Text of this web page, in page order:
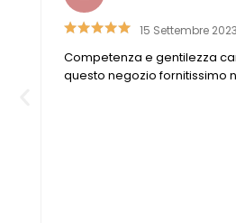
15 Settembre 2023
Competenza e gentilezza
questo negozio fornitissimo